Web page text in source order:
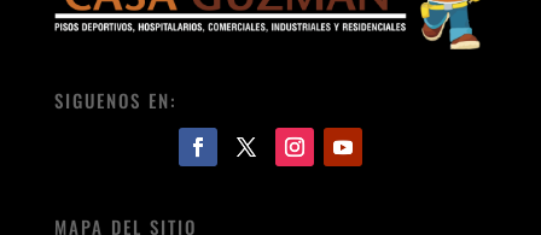
SIGUENOS EN:
MAPA DEL SITIO